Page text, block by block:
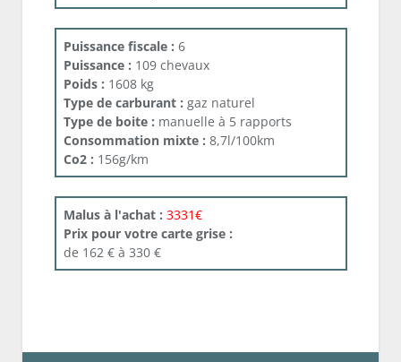
Puissance fiscale : 6
Puissance : 109 chevaux
Poids : 1608 kg
Type de carburant : gaz naturel
Type de boite : manuelle à 5 rapports
Consommation mixte : 8,7l/100km
Co2 : 156g/km
Malus à l'achat : 3331€
Prix pour votre carte grise :
de 162 € à 330 €